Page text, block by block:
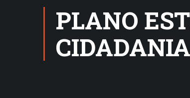
PLANO